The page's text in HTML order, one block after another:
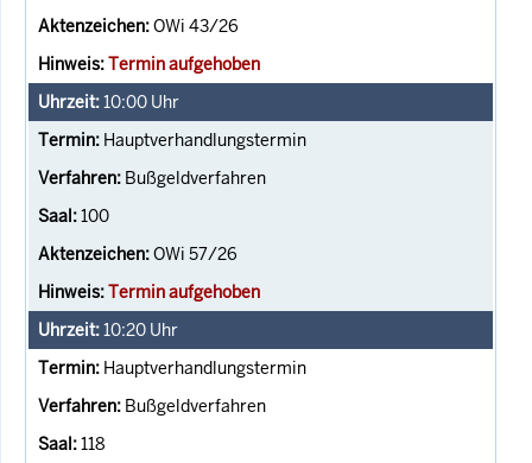
OWi 43/26
Termin aufgehoben
10:00 Uhr
Hauptverhandlungstermin
Bußgeldverfahren
100
OWi 57/26
Termin aufgehoben
10:20 Uhr
Hauptverhandlungstermin
Bußgeldverfahren
118